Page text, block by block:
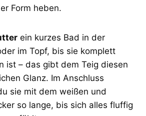
Form heben.
ein kurzes Bad in der
im Topf, bis sie komplett
ist – das gibt dem Teig diesen
Glanz. Im Anschluss
sie mit dem weißen und
so lange, bis sich alles fluffig